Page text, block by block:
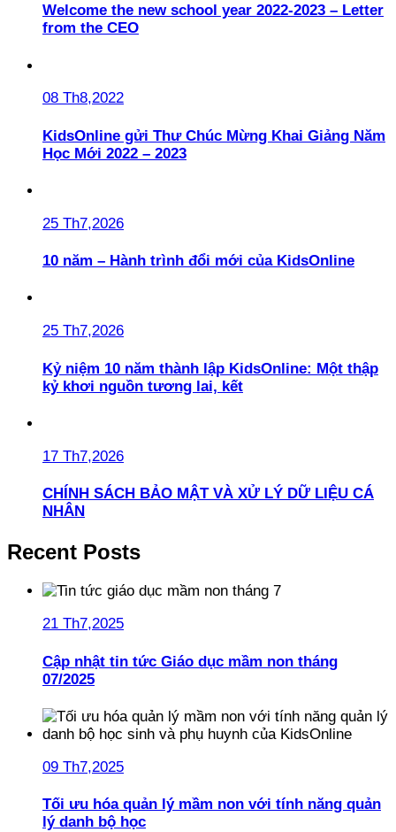
Welcome the new school year 2022-2023 – Letter
from the CEO
08 Th8,2022
KidsOnline gửi Thư Chúc Mừng Khai Giảng Năm
Học Mới 2022 – 2023
25 Th7,2026
10 năm – Hành trình đổi mới của KidsOnline
25 Th7,2026
Kỷ niệm 10 năm thành lập KidsOnline: Một thập
kỷ khơi nguồn tương lai, kết
17 Th7,2026
CHÍNH SÁCH BẢO MẬT VÀ XỬ LÝ DỮ LIỆU CÁ
NHÂN
Recent Posts
21 Th7,2025
Cập nhật tin tức Giáo dục mầm non tháng
07/2025
09 Th7,2025
Tối ưu hóa quản lý mầm non với tính năng quản
lý danh bộ học